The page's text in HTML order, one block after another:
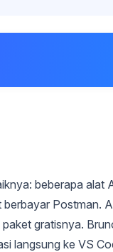
beberapa alat
berbayar Postman.
gratisnya.
langsung ke VS